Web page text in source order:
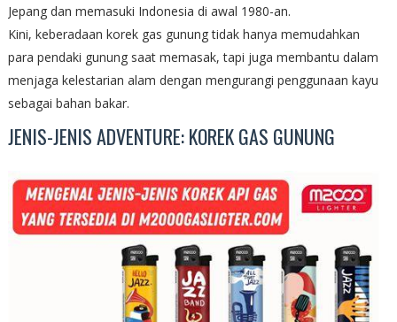
Jepang dan memasuki Indonesia di awal 1980-an.
Kini, keberadaan korek gas gunung tidak hanya memudahkan
para pendaki gunung saat memasak, tapi juga membantu dalam
menjaga kelestarian alam dengan mengurangi penggunaan kayu
sebagai bahan bakar.
JENIS-JENIS ADVENTURE: KOREK GAS GUNUNG